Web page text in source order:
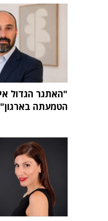
הטמעתה בארגון"